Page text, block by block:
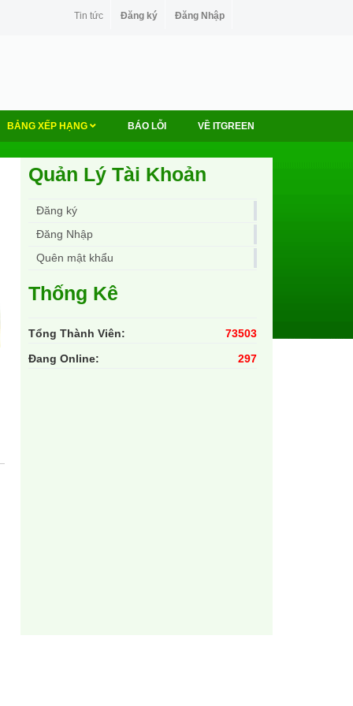
Tin tức Đăng ký Đăng Nhập
BẢNG XẾP HẠNG BÁO LỖI VỀ ITGREEN
Quản Lý Tài Khoản
Đăng ký
Đăng Nhập
Quên mật khẩu
Thống Kê
Tổng Thành Viên:
73503
Đang Online:
297